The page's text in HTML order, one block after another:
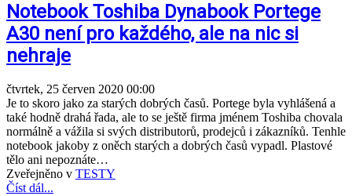
Notebook Toshiba Dynabook Portege
A30 není pro každého, ale na nic si
nehraje
čtvrtek, 25 červen 2020 00:00
Je to skoro jako za starých dobrých časů. Portege byla vyhlášená a
také hodně drahá řada, ale to se ještě firma jménem Toshiba chovala
normálně a vážila si svých distributorů, prodejců i zákazníků. Tenhle
notebook jakoby z oněch starých a dobrých časů vypadl. Plastové
tělo ani nepoznáte…
Zveřejněno v TESTY
Číst dál...